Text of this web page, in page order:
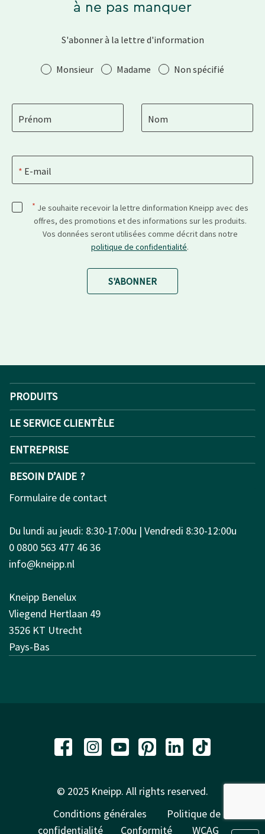
à ne pas manquer
S'abonner à la lettre d'information
SalutationMonsieur Madame Non spécifié
Prénom Nom
E-mail
* Je souhaite recevoir la lettre dinformation Kneipp avec des
offres, des promotions et des informations sur les produits.
Vos données seront utilisées comme décrit dans notre
politique de confidentialité.
S'ABONNER
PRODUITS
LE SERVICE CLIENTÈLE
ENTREPRISE
BESOIN D’AIDE ?
Formulaire de contact
Du lundi au jeudi: 8:30-17:00u | Vendredi 8:30-12:00u
0 0800 563 477 46 36
info@kneipp.nl
Kneipp Benelux
Vliegend Hertlaan 49
3526 KT Utrecht
Pays-Bas
© 2025 Kneipp. All rights reserved.
Conditions générales
Politique de
confidentialité
Conformité WCAG